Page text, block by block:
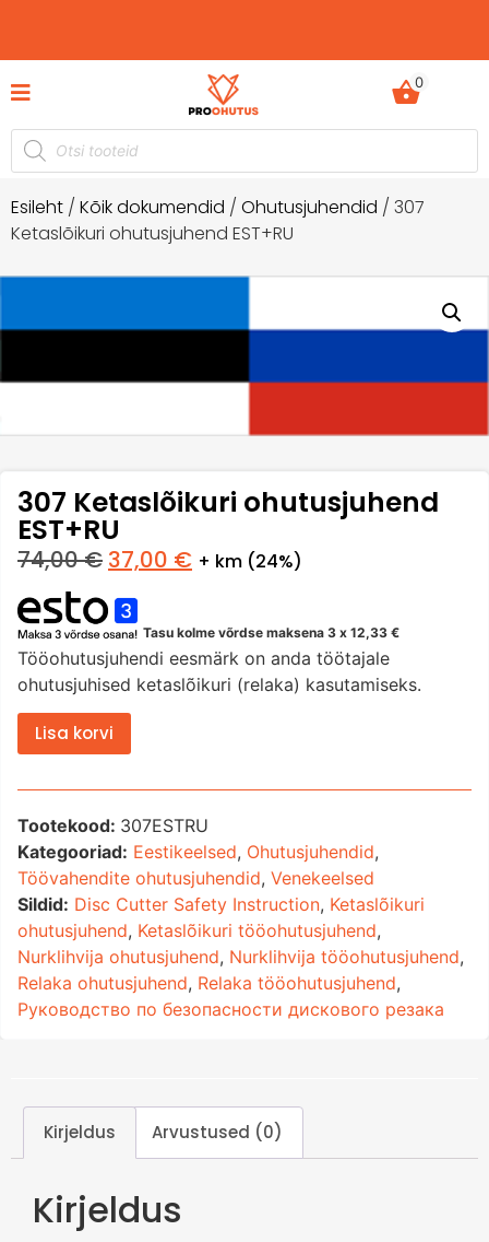
komplektid hetkel -60%
soodustusega!
0
Esileht / Kõik dokumendid / Ohutusjuhendid / 307
Ketaslõikuri ohutusjuhend EST+RU
307 Ketaslõikuri ohutusjuhend
EST+RU
74,00€ 37,00 € + km (24%)
Tasu kolme võrdse maksena 3 x 12,33 €
Tööohutusjuhendi eesmärk on anda töötajale
ohutusjuhised ketaslõikuri (relaka) kasutamiseks.
Lisa korvi
Tootekood: 307ESTRU
Kategooriad: Eestikeelsed, Ohutusjuhendid,
Töövahendite ohutusjuhendid, Venekeelsed
Sildid: Disc Cutter Safety Instruction, Ketaslõikuri
ohutusjuhend, Ketaslõikuri tööohutusjuhend,
Nurklihvija ohutusjuhend, Nurklihvija tööohutusjuhend,
Relaka ohutusjuhend, Relaka tööohutusjuhend,
Руководство по безопасности дискового резака
Kirjeldus Arvustused (0)
Kirjeldus